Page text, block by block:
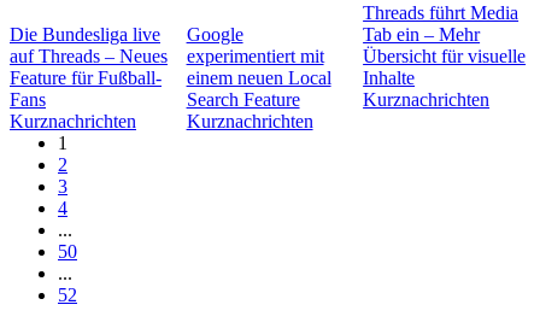
Die Bundesliga live
auf Threads – Neues
Feature für Fußball-
Fans
Kurznachrichten
Google
experimentiert mit
einem neuen Local
Search Feature
Kurznachrichten
Threads führt Media
Tab ein – Mehr
Übersicht für visuelle
Inhalte
Kurznachrichten
1
2
3
4
...
50
...
52